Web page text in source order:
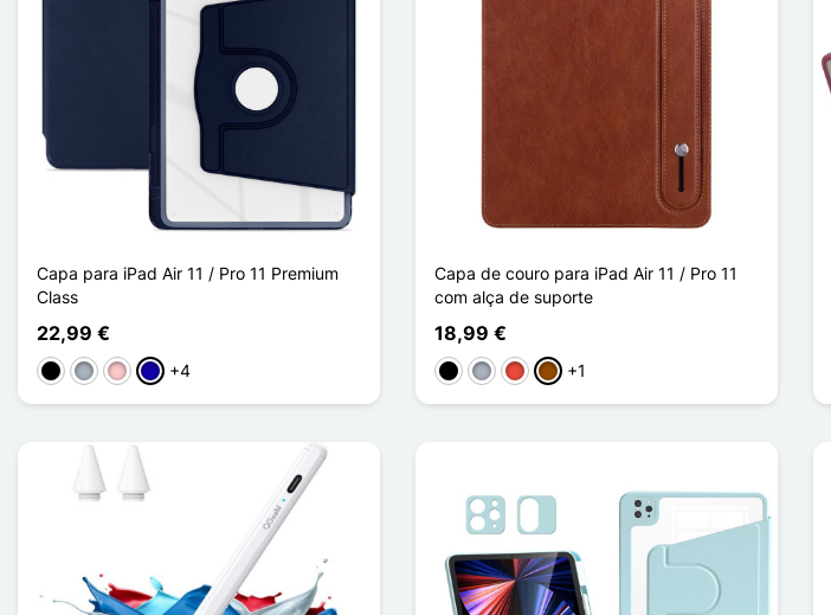
Capa para iPad Air 11 / Pro 11 Premium
Class
22,99 €
PretoCinzento
RosaAzul Escuro
+4
Capa de couro para iPad Air 11 / Pro 11
com alça de suporte
18,99 €
PretoCinzentoVermelho
Castanho
+1